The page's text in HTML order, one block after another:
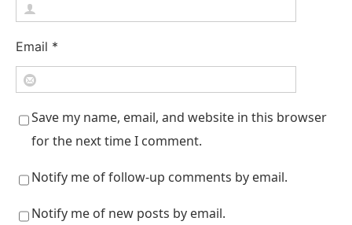
Email *
Save my name, email, and website in this browser
for the next time I comment.
Notify me of follow-up comments by email.
Notify me of new posts by email.